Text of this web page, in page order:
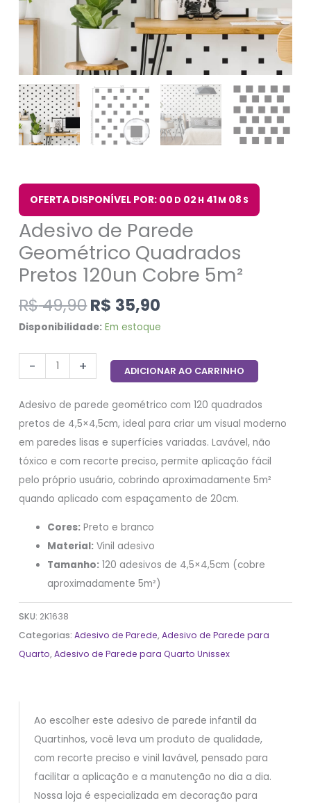
OFERTA DISPONÍVEL POR: 00 D 02 H 41M 07 S
Adesivo de Parede
Geométrico Quadrados
Pretos 120un Cobre 5m²
R$49,90R$ 35,90
Disponibilidade: Em estoque
- + ADICIONAR AO CARRINHO
Adesivo de parede geométrico com 120 quadrados
pretos de 4,5×4,5cm, ideal para criar um visual moderno
em paredes lisas e superfícies variadas. Lavável, não
tóxico e com recorte preciso, permite aplicação fácil
pelo próprio usuário, cobrindo aproximadamente 5m²
quando aplicado com espaçamento de 20cm.
Cores: Preto e branco
Material: Vinil adesivo
Tamanho: 120 adesivos de 4,5×4,5cm (cobre
aproximadamente 5m²)
SKU: 2K1638
Categorias:Adesivo de Parede,Adesivo de Parede para
Quarto,Adesivo de Parede para Quarto Unissex
Ao escolher este adesivo de parede infantil da
Quartinhos, você leva um produto de qualidade,
com recorte preciso e vinil lavável, pensado para
facilitar a aplicação e a manutenção no dia a dia.
Nossa loja é especializada em decoração para